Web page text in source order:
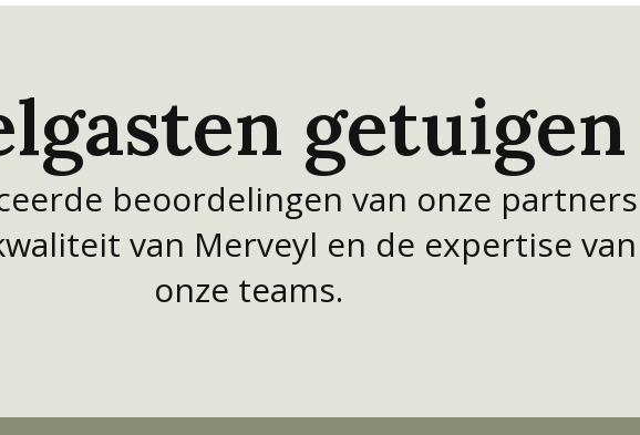
beoordelingen van onze partners
van Merveyl en de expertise van
onze teams.